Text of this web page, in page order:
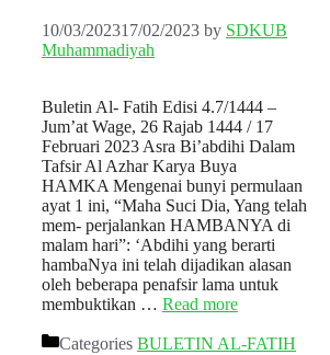
10/03/202317/02/2023 by SDKUB
Muhammadiyah
Buletin Al- Fatih Edisi 4.7/1444 –
Jum’at Wage, 26 Rajab 1444 / 17
Februari 2023 Asra Bi’abdihi Dalam
Tafsir Al Azhar Karya Buya
HAMKA Mengenai bunyi permulaan
ayat 1 ini, “Maha Suci Dia, Yang telah
mem- perjalankan HAMBANYA di
malam hari”: ‘Abdihi yang berarti
hambaNya ini telah dijadikan alasan
oleh beberapa penafsir lama untuk
membuktikan … Read more
Categories BULETIN AL-FATIH